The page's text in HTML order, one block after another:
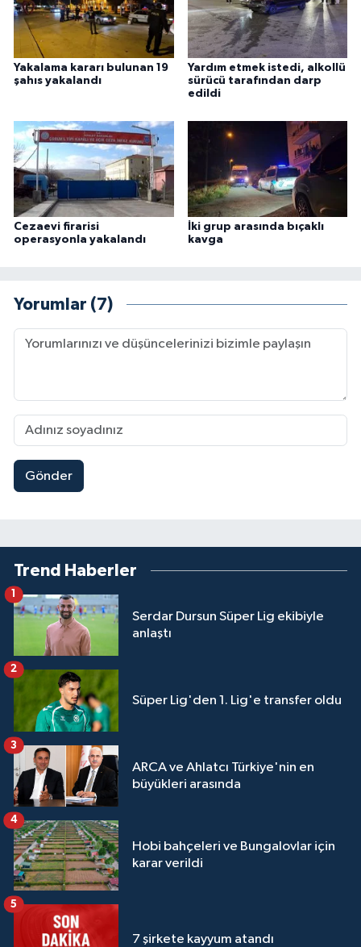
Yakalama kararı bulunan 19
şahıs yakalandı
Yardım etmek istedi, alkollü
sürücü tarafından darp
edildi
Cezaevi firarisi
operasyonla yakalandı
İki grup arasında bıçaklı
kavga
Yorumlar (7)
Gönder
Trend Haberler
Serdar Dursun Süper Lig ekibiyle
anlaştı
Süper Lig'den 1. Lig'e transfer oldu
2
ARCA ve Ahlatcı Türkiye'nin en
büyükleri arasında
3
Hobi bahçeleri ve Bungalovlar için
karar verildi
4
7 şirkete kayyum atandı
5